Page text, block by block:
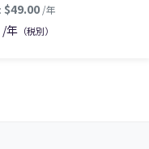
/年 （税別）